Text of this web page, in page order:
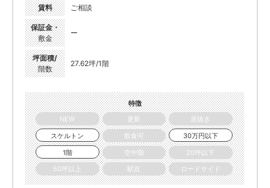
賃料 ご相談
保証金・
敷金
ー
坪面積/
階数
27.62坪/1階
特徴
NEW
更新
居抜き
スケルトン
飲食可
30万円以下
1階
空中階
20坪以下
50坪以上
駅近 ロードサイド